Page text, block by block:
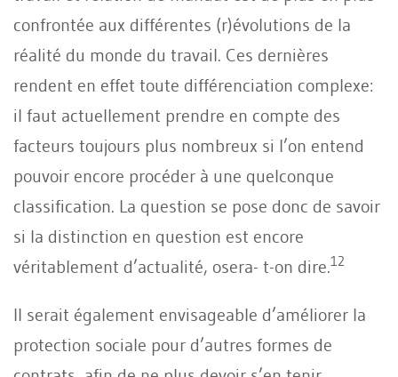
confrontée aux différentes (r)évolutions de la
réalité du monde du travail. Ces dernières
rendent en effet toute différenciation complexe:
il faut actuellement prendre en compte des
facteurs toujours plus nombreux si l’on entend
pouvoir encore procéder à une quelconque
classification. La question se pose donc de savoir
si la distinction en question est encore
véritablement d’actualité, osera- t-on dire.12
Il serait également envisageable d’améliorer la
protection sociale pour d’autres formes de